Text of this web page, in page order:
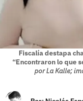
Fiscalía destapa
“Encontraron lo que
por La Kalle;